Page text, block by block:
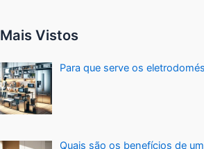
Mais Vistos
Para que serve os
Quais são os benefícios de